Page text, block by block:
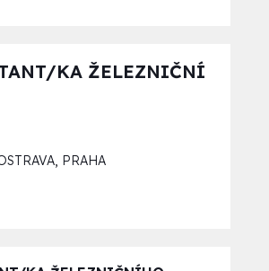
KA ŽELEZNIČNÍ
, PRAHA